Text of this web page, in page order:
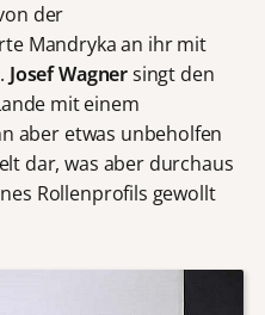
der
Mandryka an ihr mit
Josef Wagnersingt den
mit einem
aber etwas unbeholfen
dar, was aber durchaus
Rollenprofils gewollt